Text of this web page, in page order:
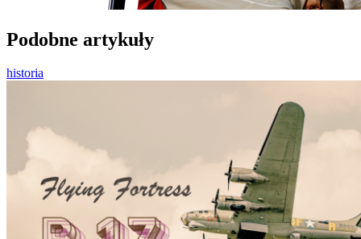
Podobne artykuły
historia